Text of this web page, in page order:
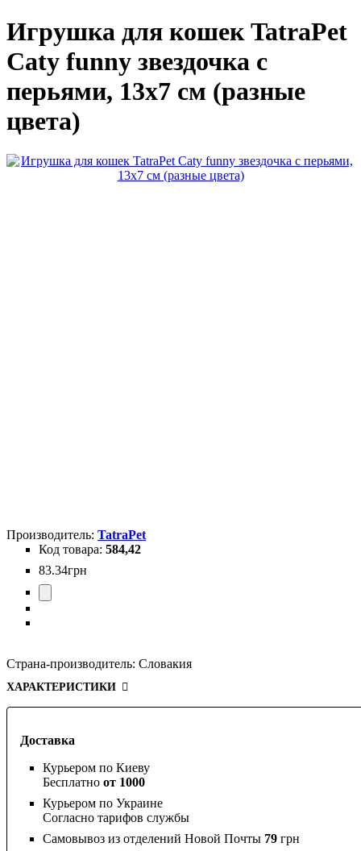
Игрушка для кошек TatraPet
Caty funny звездочка с
перьями, 13х7 см (разные
цвета)
Доставка
Курьером по Киеву
Бесплатно от 1000
Курьером по Украине
Согласно тарифов службы
Самовывоз из отделений Новой Почты 79 грн
TatraPet
584,42
83.34грн
Страна-производитель: Словакия
ХАРАКТЕРИСТИКИ